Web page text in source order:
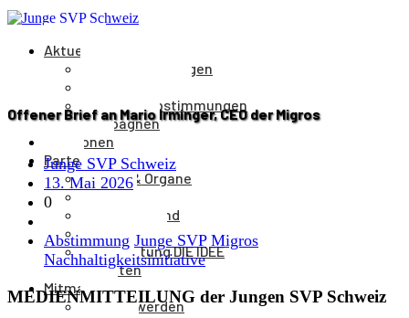
Aktuelles
Medienmitteilungen
Parolen & Abstimmungen
Kampagnen
Positionen
Partei
Aufbau & Organe
Kantone
Parteivorstand
Parteileitung
Parteizeitung DIE IDEE
Statuten
Mitmachen
Mitglied werden
Offener Brief an Mario Irminger, CEO der Migros
Junge SVP Schweiz
13. Mai 2026
0
Abstimmung Junge SVP Migros
Nachhaltigkeitsinitiative
MEDIENMITTEILUNG der Jungen SVP Schweiz